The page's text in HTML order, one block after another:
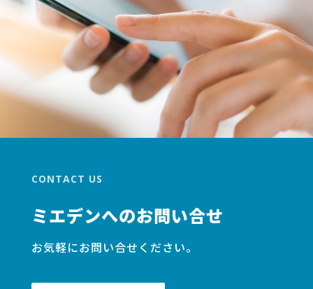
CONTACT US
ミエデンへのお問い合せ
お気軽にお問い合せください。